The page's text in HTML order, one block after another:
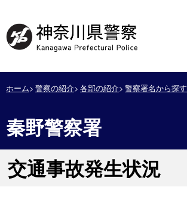
ホーム 警察の紹介 各部の紹介 警察署名から探す
秦野警察署
交通事故発生状況